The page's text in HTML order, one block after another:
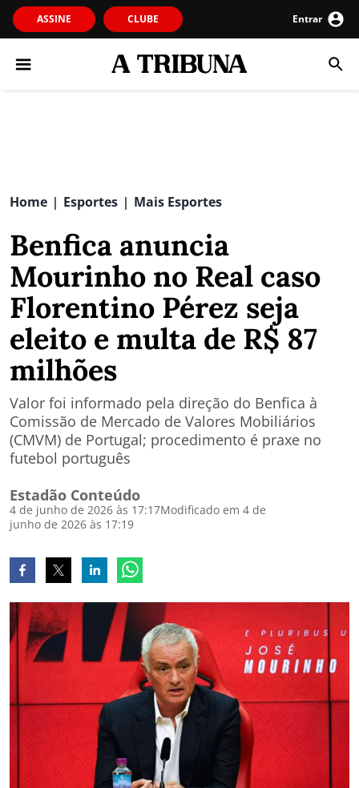
ASSINE CLUBE Entrar
Home | Esportes | Mais Esportes
Benfica anuncia
Mourinho no Real caso
Florentino Pérez seja
eleito e multa de R$ 87
milhões
Valor foi informado pela direção do Benfica à
Comissão de Mercado de Valores Mobiliários
(CMVM) de Portugal; procedimento é praxe no
futebol português
Estadão Conteúdo
4 de junho de 2026 às 17:17Modificado em 4 de
junho de 2026 às 17:19